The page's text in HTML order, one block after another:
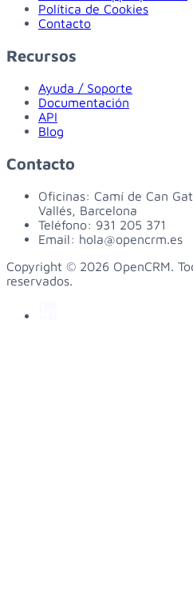
Política de Cookies
Contacto
Recursos
Ayuda / Soporte
Documentación
API
Blog
Contacto
Oficinas: Camí de Can
Vallés, Barcelona
Teléfono: 931 205 371
Email: hola@opencrm.es
Copyright © 2026 OpenCRM.
reservados.